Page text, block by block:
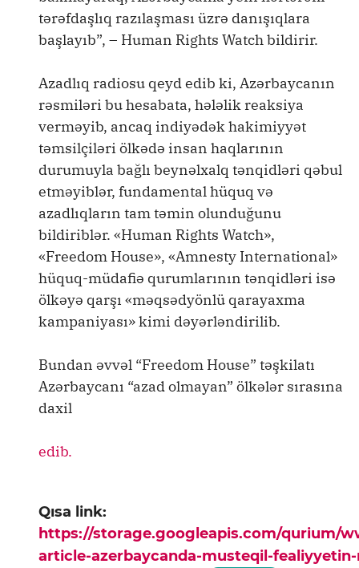
tərəfdaşlıq razılaşması üzrə danışıqlara
başlayıb”, – Human Rights Watch bildirir.
Azadlıq radiosu qeyd edib ki, Azərbaycanın
rəsmiləri bu hesabata, hələlik reaksiya
verməyib, ancaq indiyədək hakimiyyət
təmsilçiləri ölkədə insan haqlarının
durumuyla bağlı beynəlxalq tənqidləri qəbul
etməyiblər, fundamental hüquq və
azadlıqların tam təmin olunduğunu
bildiriblər. «Human Rights Watch»,
«Freedom House», «Amnesty International»
hüquq-müdafiə qurumlarının tənqidləri isə
ölkəyə qarşı «məqsədyönlü qarayaxma
kampaniyası» kimi dəyərləndirilib.
Bundan əvvəl “Freedom House” təşkilatı
Azərbaycanı “azad olmayan” ölkələr sırasına
daxil
edib.
Qısa link:
https://storage.googleapis.com/qurium/
article-azerbaycanda-musteqil-